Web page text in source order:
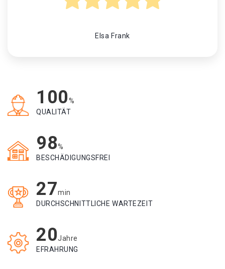
Elsa Frank
100%
QUALITÄT
98%
BESCHÄDIGUNGSFREI
27min
DURCHSCHNITTLICHE WARTEZEIT
20Jahre
EFRAHRUNG